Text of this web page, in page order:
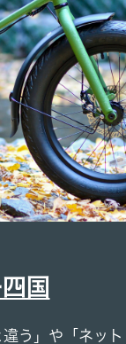
国
う」や「ネット